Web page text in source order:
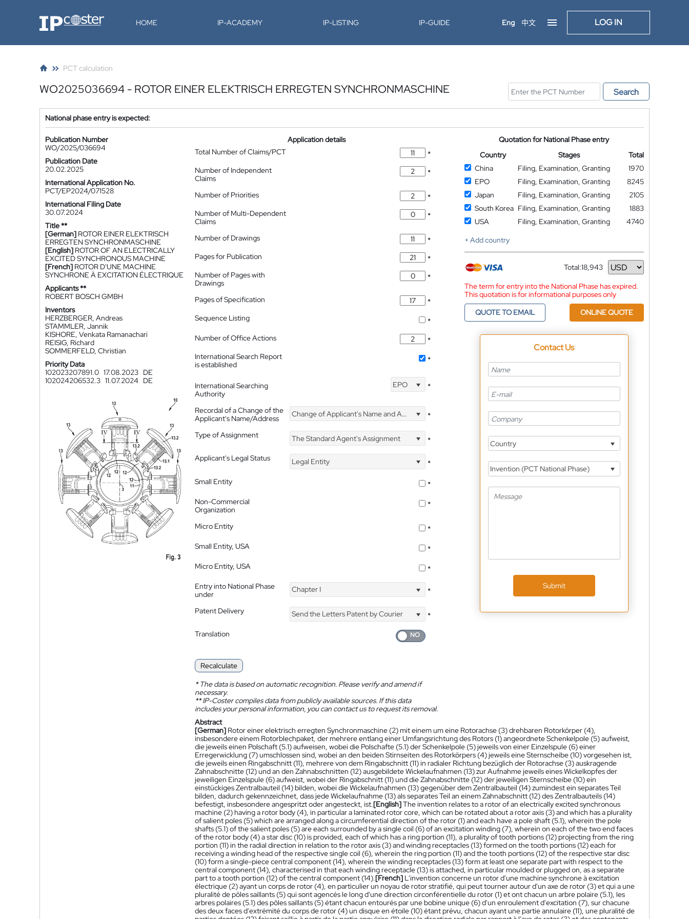
IP-Coster HOME IP-ACADEMY IP-LISTING IP-GUIDE Eng 中文 LOG IN
PCT calculation
WO2025036694 - ROTOR EINER ELEKTRISCH ERREGTEN SYNCHRONMASCHINE Search
National phase entry is expected:
Publication Number
WO/2025/036694
Publication Date
20.02.2025
International Application No.
PCT/EP2024/071528
International Filing Date
30.07.2024
Title **
[German] ROTOR EINER ELEKTRISCH
ERREGTEN SYNCHRONMASCHINE
[English] ROTOR OF AN ELECTRICALLY
EXCITED SYNCHRONOUS MACHINE
[French] ROTOR D'UNE MACHINE
SYNCHRONE À EXCITATION ÉLECTRIQUE
Applicants **
ROBERT BOSCH GMBH
Inventors
HERZBERGER, Andreas
STAMMLER, Jannik
KISHORE, Venkata Ramanachari
REISIG, Richard
SOMMERFELD, Christian
Priority Data
102023207891.0 17.08.2023 DE
102024206532.3 11.07.2024 DE
Application details
Total Number of Claims/PCT
*
Number of Independent
Claims
*
Number of Priorities
*
Number of Multi-Dependent
Claims
*
Number of Drawings
*
Pages for Publication
*
Number of Pages with
Drawings
*
Pages of Specification
*
Sequence Listing
*
Number of Office Actions
*
International Search Report
is established
*
International Searching
Authority
EPO *
Recordal of a Change of the
Applicant's Name/Address
Change of Applicant's Name and Address *
Type of Assignment The Standard Agent's Assignment
*
Applicant's Legal Status
Legal Entity
*
Small Entity
*
Non-Commercial
Organization
*
Micro Entity
*
Small Entity, USA
*
Micro Entity, USA
*
Entry into National Phase
under
Chapter I *
Patent Delivery Send the Letters Patent by Courier
*
Translation
Recalculate
*The data is based on automatic recognition. Please verify and amend if
necessary.
**IP-Coster compiles data from publicly available sources. If this data
includes your personal information, you can contact us to request its removal.
Quotation for National Phase entry
Country
Stages
Total
China
Filing, Examination, Granting
1970
EPO
Filing, Examination, Granting
8245
Japan
Filing, Examination, Granting
2105
South Korea Filing, Examination, Granting
1883
USA
Filing, Examination, Granting
4740
+ Add country
Total:18,943
Currency
The term for entry into the National Phase has expired.
This quotation is for informational purposes only
QUOTE TO EMAIL
ONLINE QUOTE
Contact Us
Country
Invention (PCT National Phase)
Submit
Abstract
[German] Rotor einer elektrisch erregten Synchronmaschine (2) mit einem um eine Rotorachse (3) drehbaren Rotorkörper (4),
insbesondere einem Rotorblechpaket, der mehrere entlang einer Umfangsrichtung des Rotors (1) angeordnete Schenkelpole (5) aufweist,
die jeweils einen Polschaft (5.1) aufweisen, wobei die Polschafte (5.1) der Schenkelpole (5) jeweils von einer Einzelspule (6) einer
Erregerwicklung (7) umschlossen sind, wobei an den beiden Stirnseiten des Rotorkörpers (4) jeweils eine Sternscheibe (10) vorgesehen ist,
die jeweils einen Ringabschnitt (11), mehrere von dem Ringabschnitt (11) in radialer Richtung bezüglich der Rotorachse (3) auskragende
Zahnabschnitte (12) und an den Zahnabschnitten (12) ausgebildete Wickelaufnahmen (13) zur Aufnahme jeweils eines Wickelkopfes der
jeweiligen Einzelspule (6) aufweist, wobei der Ringabschnitt (11) und die Zahnabschnitte (12) der jeweiligen Sternscheibe (10) ein
einstückiges Zentralbauteil (14) bilden, wobei die Wickelaufnahmen (13) gegenüber dem Zentralbauteil (14) zumindest ein separates Teil
bilden, dadurch gekennzeichnet, dass jede Wickelaufnahme (13) als separates Teil an einem Zahnabschnitt (12) des Zentralbauteils (14)
befestigt, insbesondere angespritzt oder angesteckt, ist.[English]The invention relates to a rotor of an electrically excited synchronous
machine (2) having a rotor body (4), in particular a laminated rotor core, which can be rotated about a rotor axis (3) and which has a plurality
of salient poles (5) which are arranged along a circumferential direction of the rotor (1) and each have a pole shaft (5.1), wherein the pole
shafts (5.1) of the salient poles (5) are each surrounded by a single coil (6) of an excitation winding (7), wherein on each of the two end faces
of the rotor body (4) a star disc (10) is provided, each of which has a ring portion (11), a plurality of tooth portions (12) projecting from the ring
portion (11) in the radial direction in relation to the rotor axis (3) and winding receptacles (13) formed on the tooth portions (12) each for
receiving a winding head of the respective single coil (6), wherein the ring portion (11) and the tooth portions (12) of the respective star disc
(10) form a single-piece central component (14), wherein the winding receptacles (13) form at least one separate part with respect to the
central component (14), characterised in that each winding receptacle (13) is attached, in particular moulded or plugged on, as a separate
part to a tooth portion (12) of the central component (14).[French] L'invention concerne un rotor d'une machine synchrone à excitation
électrique (2) ayant un corps de rotor (4), en particulier un noyau de rotor stratifié, qui peut tourner autour d'un axe de rotor (3) et qui a une
pluralité de pôles saillants (5) qui sont agencés le long d'une direction circonférentielle du rotor (1) et ont chacun un arbre polaire (5.1), les
arbres polaires (5.1) des pôles saillants (5) étant chacun entourés par une bobine unique (6) d'un enroulement d'excitation (7), sur chacune
des deux faces d'extrémité du corps de rotor (4) un disque en étoile (10) étant prévu, chacun ayant une partie annulaire (11), une pluralité de